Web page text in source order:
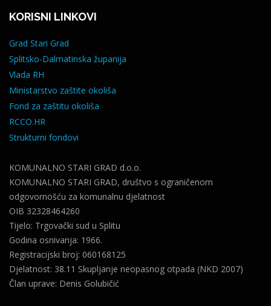
KORISNI LINKOVI
Grad Stari Grad
Splitsko-Dalmatinska županija
Vlada RH
Ministarstvo zaštite okoliša
Fond za zaštitu okoliša
RCCO.HR
Strukturni fondovi
KOMUNALNO STARI GRAD d.o.o.
KOMUNALNO STARI GRAD, društvo s ograničenom
odgovornošću za komunalnu djelatnost
OIB 32328464260
Tijelo: Trgovački sud u Splitu
Godina osnivanja: 1966.
Registracijski broj: 060168125
Djelatnost: 38.11 Skupljanje neopasnog otpada (NKD 2007)
Član uprave: Denis Golubičić